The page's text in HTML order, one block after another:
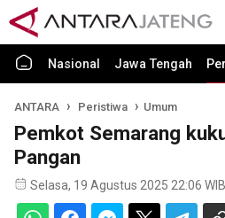
Nasional Jawa Tengah
ANTARA Peristiwa Umum
Pemkot Semarang
Pangan
Selasa, 19 Agustus 2025 22:06 WIB